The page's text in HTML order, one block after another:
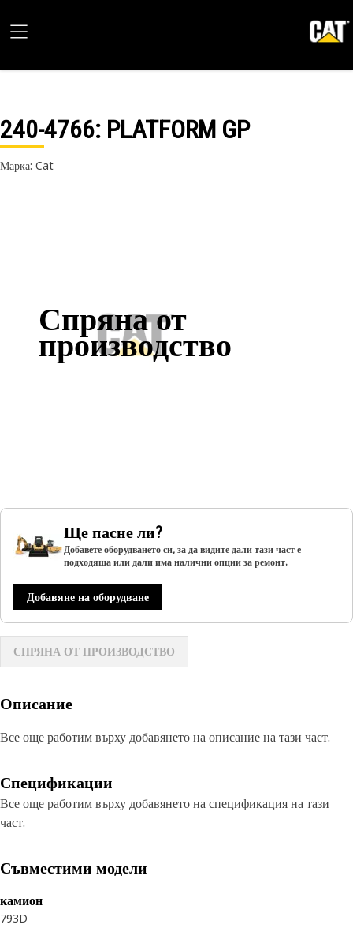
240-4766: PLATFORM GP
Марка: Cat
Спряна от
производство
Ще пасне ли?
Добавете оборудването си, за да видите дали тази част е
подходяща или дали има налични опции за ремонт.
Добавяне на оборудване
СПРЯНА ОТ ПРОИЗВОДСТВО
Описание
Все още работим върху добавянето на описание на тази част.
Спецификации
Все още работим върху добавянето на спецификация на тази
част.
Съвместими модели
камион
793D